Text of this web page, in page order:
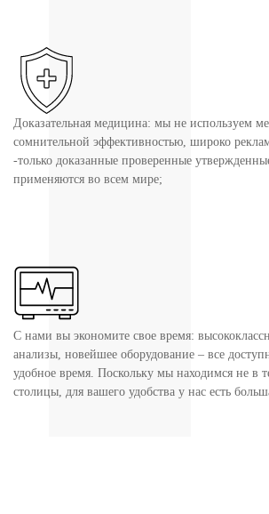
Доказательная медицина: мы не используем
сомнительной эффективностью, широко
-только доказанные проверенные
применяются во всем мире;
С нами вы экономите свое время:
анализы, новейшее оборудование – все
удобное время. Поскольку мы находимся не в
столицы, для вашего удобства у нас есть